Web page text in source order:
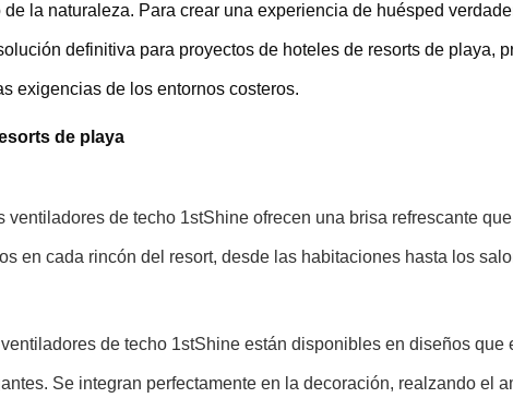
la naturaleza. Para crear una experiencia de huésped
definitiva para proyectos de hoteles de resorts de playa,
exigencias de los entornos costeros.
de playa
de techo 1stShine ofrecen una brisa refrescante
en cada rincón del resort, desde las habitaciones hasta los
de techo 1stShine están disponibles en diseños que
Se integran perfectamente en la decoración, realzando el